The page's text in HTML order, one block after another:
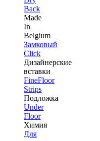
Back
Made
In
Belgium
Замковый
Click
Дизайнерские
вставки
FineFloor
Strips
Подложка
Under
Floor
Химия
Для